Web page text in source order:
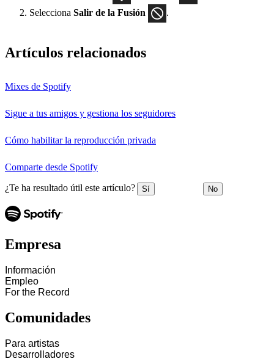
Selecciona Salir de la Fusión .
Artículos relacionados
Mixes de Spotify
Sigue a tus amigos y gestiona los seguidores
Cómo habilitar la reproducción privada
Comparte desde Spotify
¿Te ha resultado útil este artículo? Sí No
Empresa
Información
Empleo
For the Record
Comunidades
Para artistas
Desarrolladores